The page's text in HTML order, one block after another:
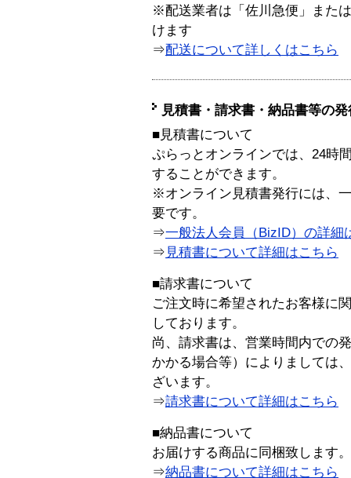
※配送業者は「佐川急便」また
けます
⇒配送について詳しくはこちら
見積書・請求書・納品書等の
■見積書について
ぷらっとオンラインでは、24時
することができます。
※オンライン見積書発行には、
要です。
⇒一般法人会員（BizID）の詳細
⇒ 見積書について詳細はこちら
■請求書について
ご注文時に希望されたお客様に
しております。
尚、請求書は、営業時間内での
かかる場合等）によりましては
ざいます。
⇒請求書について詳細はこちら
■納品書について
お届けする商品に同梱致します。
⇒納品書について詳細はこちら